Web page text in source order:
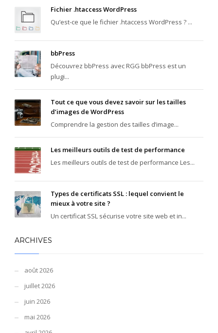
Fichier .htaccess WordPress
Qu’est-ce que le fichier .htaccess WordPress ? ...
bbPress
Découvrez bbPress avec RGG bbPress est un
plugi...
Tout ce que vous devez savoir sur les tailles
d’images de WordPress
Comprendre la gestion des tailles d’image...
Les meilleurs outils de test de performance
Les meilleurs outils de test de performance Les...
Types de certificats SSL : lequel convient le
mieux à votre site ?
Un certificat SSL sécurise votre site web et in...
ARCHIVES
août 2026
juillet 2026
juin 2026
mai 2026